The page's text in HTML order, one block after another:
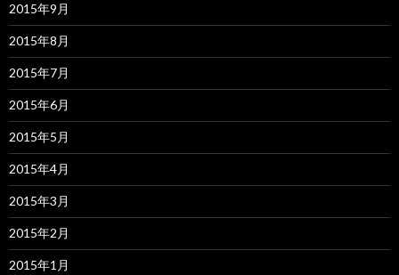
2015年9月
2015年8月
2015年7月
2015年6月
2015年5月
2015年4月
2015年3月
2015年2月
2015年1月